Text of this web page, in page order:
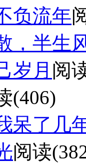
负流年
，半生
岁月 阅
(406)
呆了几
阅读